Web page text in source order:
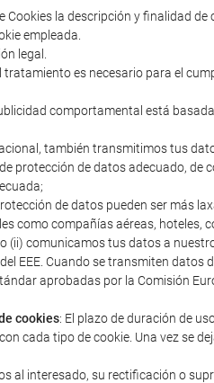
Cookies la descripción y finalidad
empleada.
legal.
es necesario para el
comportamental está
también transmitimos tus
protección de datos adecuado, de
de datos pueden ser más
compañías aéreas, hoteles,
comunicamos tus datos a
EEE. Cuando se transmiten datos
aprobadas por la Comisión
cookies: El plazo de duración de
cada tipo de cookie. Una vez se
al interesado, su rectificación o